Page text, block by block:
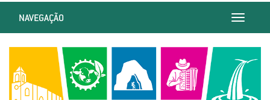
Toggle
NAVEGAÇÃO